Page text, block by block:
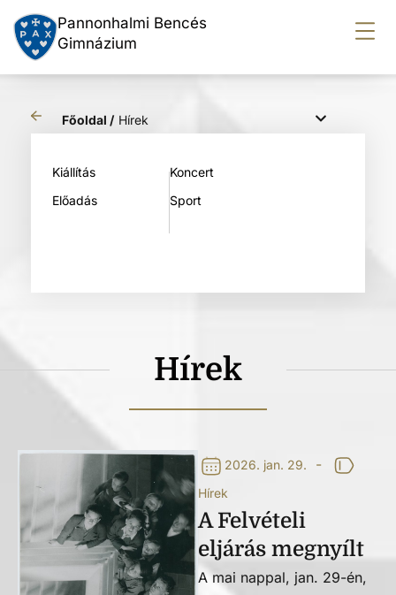
Pannonhalmi Bencés
Gimnázium
Főoldal / Hírek
Kiállítás
Előadás
Koncert
Sport
Hírek
2026. jan. 29. -
Hírek
A Felvételi
eljárás megnyílt
A mai nappal, jan. 29-én,